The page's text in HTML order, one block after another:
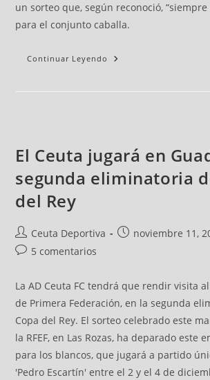
un sorteo que, según reconoció,
para el conjunto caballa.
Continuar Leyendo
El Ceuta jugará en
segunda eliminatoria
del Rey
Ceuta Deportiva noviembre 11,
5 comentarios
La AD Ceuta FC tendrá que rendir visita
de Primera Federación, en la segunda
Copa del Rey. El sorteo celebrado este
la RFEF, en Las Rozas, ha deparado este
para los blancos, que jugará a partido
'Pedro Escartín' entre el 2 y el 4 de